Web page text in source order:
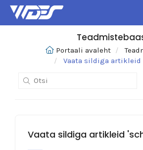
Portaali avaleht
Vaata sildiga artikleid
Vaata sildiga artikleid